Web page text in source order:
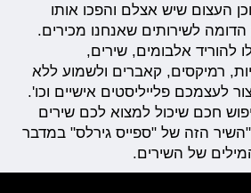
העצום שיש אצלם והפכו אותו
לשירותים שאנחנו מכירים.
להוריד אלבומים, שירים,
רמיקסים, קאברים ולשמוע ללא
לעצמכם פלייליסטים אישיים וכו'.
חכם שיכול למצוא לכם שירים
הזה של "ספייס גירלס" במדבר
של השירים.